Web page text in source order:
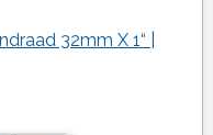
32mm X 1“ |